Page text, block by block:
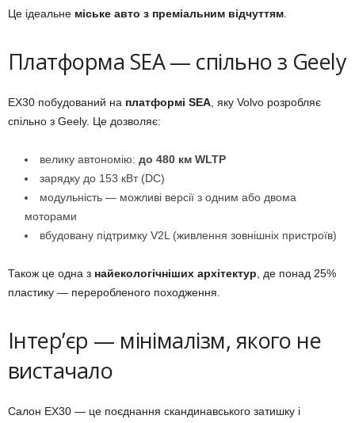
Це ідеальне міське авто з преміальним відчуттям
Платформа SEA — спільно з Geely
EX30 побудований на платформі SEA , яку Volvo розробляє
спільно з Geely. Це дозволяє:
велику автономію: до 480 км WLTP
зарядку до 153 кВт (DC)
модульність — можливі версії з одним або двома
моторами
вбудовану підтримку V2L (живлення зовнішніх пристроїв)
Також це одна з найекологічніших архітектур , де понад 25%
пластику — переробленого походження.
Інтерʼєр — мінімалізм, якого не
вистачало
Салон EX30 — це поєднання скандинавського затишку і